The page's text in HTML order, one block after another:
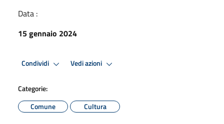
Data :
15 gennaio 2024
Condividi Vedi azioni
Categorie:
Comune
Cultura